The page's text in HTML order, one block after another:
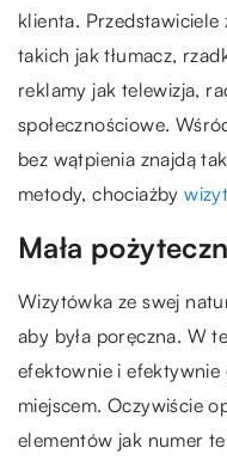
klienta.
takich jak tłumacz,
reklamy jak telewizja,
społecznościowe.
bez wątpienia znajdą
metody, chociażby
Mała
Wizytówka ze swej
aby była poręczna. W
efektownie i
miejscem. Oczywiście
elementów jak numer